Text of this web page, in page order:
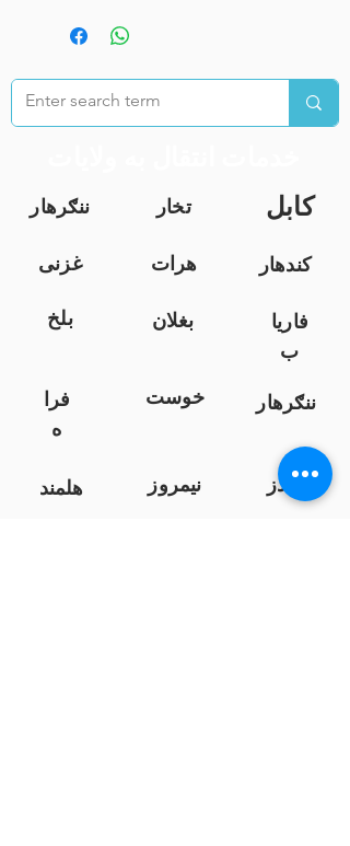
ننګرهار تخار کابل
غزنی هرات
کندهار
بلخ
بغلان
فاریا
ب
فرا
ه
خوست ننګرهار
هلمند نیمروز
کندز